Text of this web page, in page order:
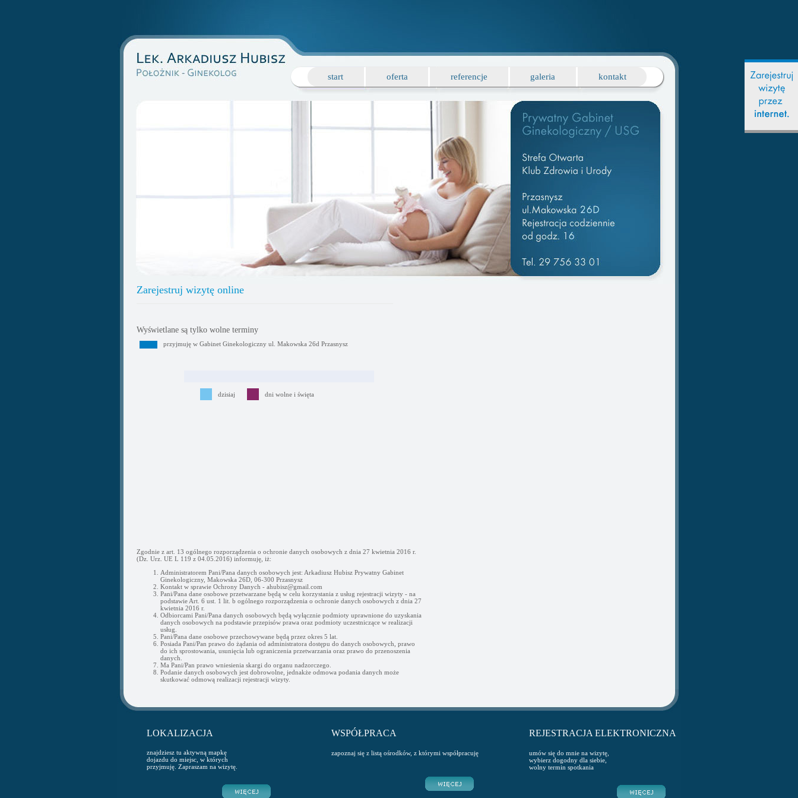
start oferta referencje galeria kontakt
Zarejestruj wizytę online
Wyświetlane są tylko wolne terminy
przyjmuję w Gabinet Ginekologiczny ul. Makowska 26d Przasnysz
dzisiaj dni wolne i święta
Zgodnie z art. 13 ogólnego rozporządzenia o ochronie danych osobowych z dnia 27 kwietnia 2016 r.
(Dz. Urz. UE L 119 z 04.05.2016) informuję, iż:
Administratorem Pani/Pana danych osobowych jest: Arkadiusz Hubisz Prywatny Gabinet
Ginekologiczny, Makowska 26D, 06-300 Przasnysz
Kontakt w sprawie Ochrony Danych - ahubisz@gmail.com
Pani/Pana dane osobowe przetwarzane będą w celu korzystania z usług rejestracji wizyty - na
podstawie Art. 6 ust. 1 lit. b ogólnego rozporządzenia o ochronie danych osobowych z dnia 27
kwietnia 2016 r.
Odbiorcami Pani/Pana danych osobowych będą wyłącznie podmioty uprawnione do uzyskania
danych osobowych na podstawie przepisów prawa oraz podmioty uczestniczące w realizacji
usług.
Pani/Pana dane osobowe przechowywane będą przez okres 5 lat.
Posiada Pani/Pan prawo do żądania od administratora dostępu do danych osobowych, prawo
do ich sprostowania, usunięcia lub ograniczenia przetwarzania oraz prawo do przenoszenia
danych.
Ma Pani/Pan prawo wniesienia skargi do organu nadzorczego.
Podanie danych osobowych jest dobrowolne, jednakże odmowa podania danych może
skutkować odmową realizacji rejestracji wizyty.
LOKALIZACJA
znajdziesz tu aktywną mapkę
dojazdu do miejsc, w których
przyjmuję. Zapraszam na wizytę.
WSPÓŁPRACA
zapoznaj się z listą ośrodków, z którymi współpracuję
REJESTRACJA ELEKTRONICZNA
umów się do mnie na wizytę,
wybierz dogodny dla siebie,
wolny termin spotkania